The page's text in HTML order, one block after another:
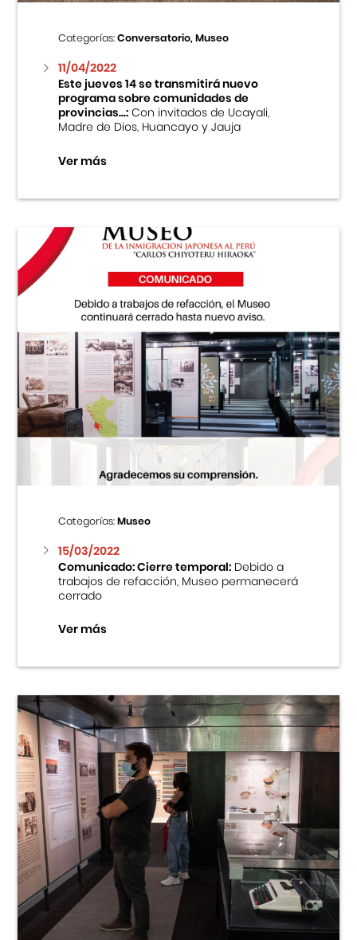
Categorías:Conversatorio, Museo
11/04/2022
Este jueves 14 se transmitirá nuevo
programa sobre comunidades de
provincias...:Con invitados de Ucayali,
Madre de Dios, Huancayo y Jauja
Ver más
Categorías:Museo
15/03/2022
Comunicado: Cierre temporal:Debido a
trabajos de refacción, Museo permanecerá
cerrado
Ver más